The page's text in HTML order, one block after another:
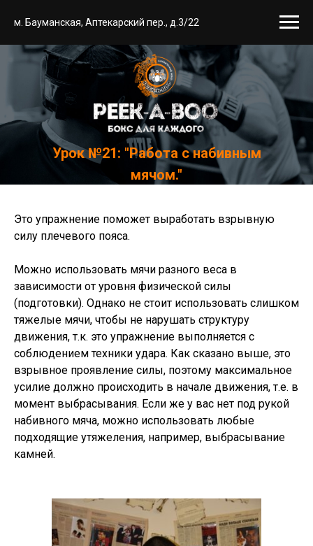
м. Бауманская, Аптекарский пер., д.3/22
Урок №21: "Работа с набивным
мячом."
Это упражнение поможет выработать взрывную
силу плечевого пояса.
Можно использовать мячи разного веса в
зависимости от уровня физической силы
(подготовки). Однако не стоит использовать слишком
тяжелые мячи, чтобы не нарушать структуру
движения, т.к. это упражнение выполняется с
соблюдением техники удара. Как сказано выше, это
взрывное проявление силы, поэтому максимальное
усилие должно происходить в начале движения, т.е. в
момент выбрасывания. Если же у вас нет под рукой
набивного мяча, можно использовать любые
подходящие утяжеления, например, выбрасывание
камней.